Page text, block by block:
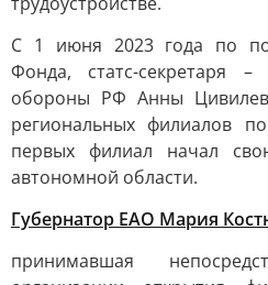
С 1 июня 2023 года по
Фонда, статс-секретаря –
обороны РФ Анны
региональных филиалов
первых филиал начал
автономной области.
Губернатор ЕАО Мария
принимавшая